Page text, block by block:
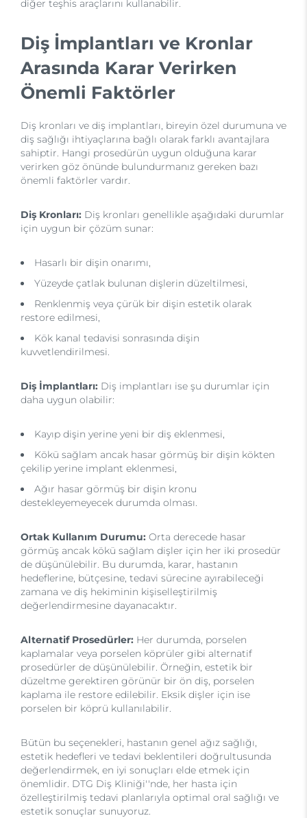
diğer teşhis araçlarını kullanabilir.
Diş İmplantları ve Kronlar
Arasında Karar Verirken
Önemli Faktörler
Diş kronları ve diş implantları, bireyin özel durumuna ve
diş sağlığı ihtiyaçlarına bağlı olarak farklı avantajlara
sahiptir. Hangi prosedürün uygun olduğuna karar
verirken göz önünde bulundurmanız gereken bazı
önemli faktörler vardır.
Diş Kronları: Diş kronları genellikle aşağıdaki durumlar
için uygun bir çözüm sunar:
Hasarlı bir dişin onarımı,
Yüzeyde çatlak bulunan dişlerin düzeltilmesi,
Renklenmiş veya çürük bir dişin estetik olarak
restore edilmesi,
Kök kanal tedavisi sonrasında dişin
kuvvetlendirilmesi.
Diş İmplantları: Diş implantları ise şu durumlar için
daha uygun olabilir:
Kayıp dişin yerine yeni bir diş eklenmesi,
Kökü sağlam ancak hasar görmüş bir dişin kökten
çekilip yerine implant eklenmesi,
Ağır hasar görmüş bir dişin kronu
destekleyemeyecek durumda olması.
Ortak Kullanım Durumu: Orta derecede hasar
görmüş ancak kökü sağlam dişler için her iki prosedür
de düşünülebilir. Bu durumda, karar, hastanın
hedeflerine, bütçesine, tedavi sürecine ayırabileceği
zamana ve diş hekiminin kişiselleştirilmiş
değerlendirmesine dayanacaktır.
Alternatif Prosedürler: Her durumda, porselen
kaplamalar veya porselen köprüler gibi alternatif
prosedürler de düşünülebilir. Örneğin, estetik bir
düzeltme gerektiren görünür bir ön diş, porselen
kaplama ile restore edilebilir. Eksik dişler için ise
porselen bir köprü kullanılabilir.
Bütün bu seçenekleri, hastanın genel ağız sağlığı,
estetik hedefleri ve tedavi beklentileri doğrultusunda
değerlendirmek, en iyi sonuçları elde etmek için
önemlidir. DTG Diş Kliniği''nde, her hasta için
özelleştirilmiş tedavi planlarıyla optimal oral sağlığı ve
estetik sonuçlar sunuyoruz.